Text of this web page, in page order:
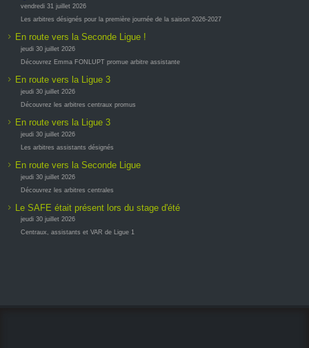
vendredi 31 juillet 2026
Les arbitres désignés pour la première journée de la saison 2026-2027
En route vers la Seconde Ligue !
jeudi 30 juillet 2026
Découvrez Emma FONLUPT promue arbitre assistante
En route vers la Ligue 3
jeudi 30 juillet 2026
Découvrez les arbitres centraux promus
En route vers la Ligue 3
jeudi 30 juillet 2026
Les arbitres assistants désignés
En route vers la Seconde Ligue
jeudi 30 juillet 2026
Découvrez les arbitres centrales
Le SAFE était présent lors du stage d'été
jeudi 30 juillet 2026
Centraux, assistants et VAR de Ligue 1